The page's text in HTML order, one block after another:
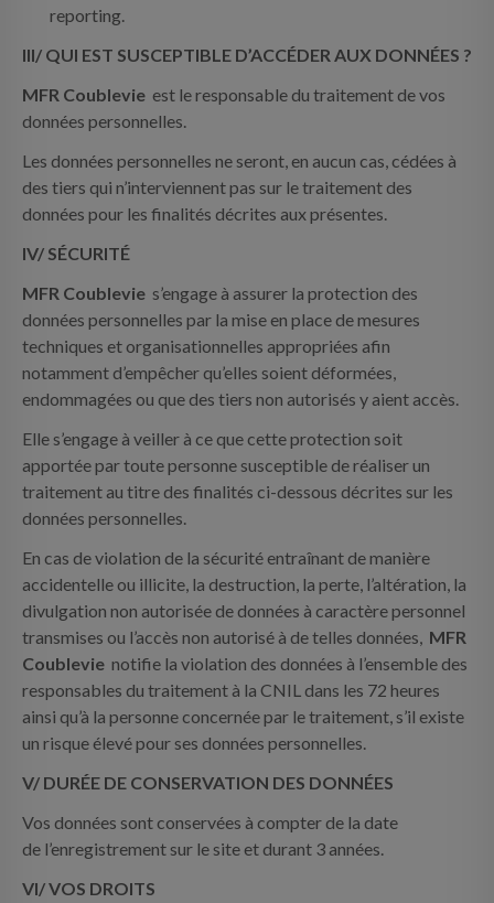
reporting.
III/ QUI EST SUSCEPTIBLE D’ACCÉDER AUX DONNÉES ?
MFR Coublevie est le responsable du traitement de vos
données personnelles.
Les données personnelles ne seront, en aucun cas, cédées à
des tiers qui n’interviennent pas sur le traitement des
données pour les finalités décrites aux présentes.
IV/ SÉCURITÉ
MFR Coublevie s’engage à assurer la protection des
données personnelles par la mise en place de mesures
techniques et organisationnelles appropriées afin
notamment d’empêcher qu’elles soient déformées,
endommagées ou que des tiers non autorisés y aient accès.
Elle s’engage à veiller à ce que cette protection soit
apportée par toute personne susceptible de réaliser un
traitement au titre des finalités ci-dessous décrites sur les
données personnelles.
En cas de violation de la sécurité entraînant de manière
accidentelle ou illicite, la destruction, la perte, l’altération, la
divulgation non autorisée de données à caractère personnel
transmises ou l’accès non autorisé à de telles données, MFR
Coublevie notifie la violation des données à l’ensemble des
responsables du traitement à la CNIL dans les 72 heures
ainsi qu’à la personne concernée par le traitement, s’il existe
un risque élevé pour ses données personnelles.
V/ DURÉE DE CONSERVATION DES DONNÉES
Vos données sont conservées à compter de la date
de l’enregistrement sur le site et durant 3 années.
VI/ VOS DROITS